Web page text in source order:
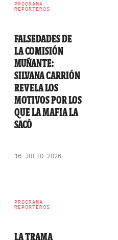
PROGRAMA
REPORTEROS
FALSEDADES DE
LA COMISIÓN
MUÑANTE:
SILVANA CARRIÓN
REVELA LOS
MOTIVOS POR LOS
QUE LA MAFIA LA
SACÓ
16 JULIO 2026
PROGRAMA
REPORTEROS
LA TRAMA